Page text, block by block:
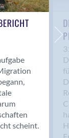
scheint.